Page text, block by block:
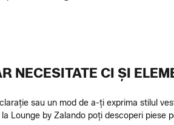
NECESITATE CI ȘI
sau un mod de a-ți exprima stilul
Lounge by Zalando poți descoperi piese